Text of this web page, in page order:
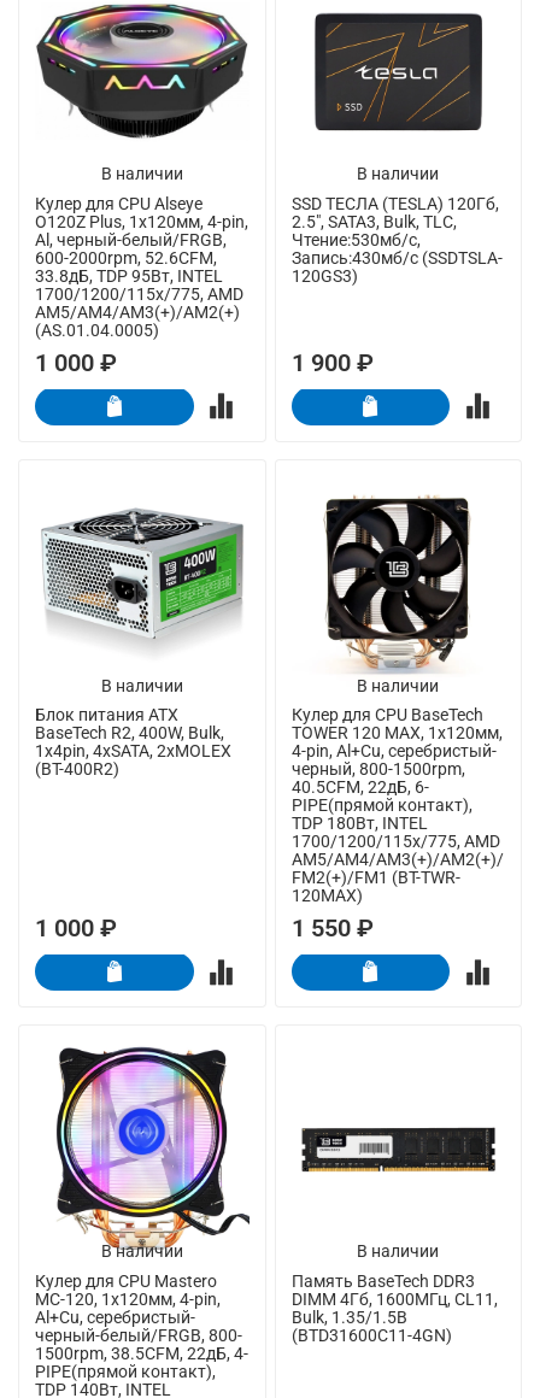
В наличии
Кулер для CPU Alseye
O120Z Plus, 1х120мм, 4-pin,
Al, черный-белый/FRGB,
600-2000rpm, 52.6CFM,
33.8дБ, TDP 95Вт, INTEL
1700/1200/115x/775, AMD
AM5/AM4/AM3(+)/AM2(+)
(AS.01.04.0005)
1 000 ₽
В наличии
SSD ТЕСЛА (TESLA) 120Гб,
2.5", SATA3, Bulk, TLC,
Чтение:530мб/с,
Запись:430мб/с (SSDTSLA-
120GS3)
1 900 ₽
В наличии
Блок питания ATX
BaseTech R2, 400W, Bulk,
1x4pin, 4xSATA, 2xMOLEX
(BT-400R2)
1 000 ₽
В наличии
Кулер для CPU BaseTech
TOWER 120 MAX, 1х120мм,
4-pin, Al+Cu, серебристый-
черный, 800-1500rpm,
40.5CFM, 22дБ, 6-
PIPE(прямой контакт),
TDP 180Вт, INTEL
1700/1200/115x/775, AMD
AM5/AM4/AM3(+)/AM2(+)/
FM2(+)/FM1 (BT-TWR-
120MAX)
1 550 ₽
В наличии
Кулер для CPU Mastero
MC-120, 1х120мм, 4-pin,
Al+Cu, серебристый-
черный-белый/FRGB, 800-
1500rpm, 38.5CFM, 22дБ, 4-
PIPE(прямой контакт),
TDP 140Вт, INTEL
В наличии
Память BaseTech DDR3
DIMM 4Гб, 1600МГц, CL11,
Bulk, 1.35/1.5В
(BTD31600C11-4GN)